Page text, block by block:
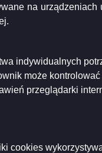
na
indywidualnych
może
przeglądarki
cookies